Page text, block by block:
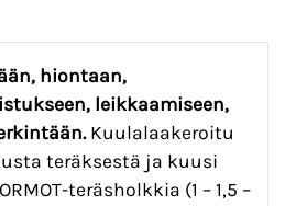
hiontaan,
leikkaamiseen,
Kuulalaakeroitu
teräksestä ja kuusi
teräsholkkia (1 – 1,5 –